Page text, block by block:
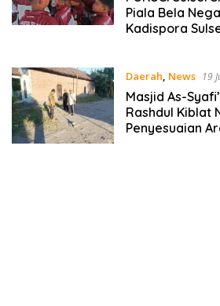
Piala Bela
Kadispora
Daerah, News 19
Masjid As-
Rashdul Kiblat
Penyesuaian